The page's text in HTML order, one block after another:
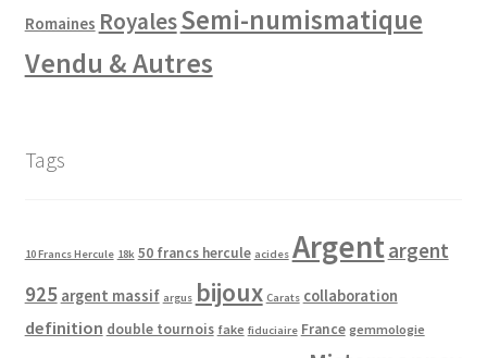
Romaines RoyalesSemi-numismatique
Vendu & Autres
Tags
10 Francs Hercule 18k 50 francs hercule acides Argentargent
925 argent massif argus bijoux Carats collaboration
definition double tournois fake fiduciaire France gemmologie